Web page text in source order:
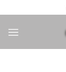
to
content